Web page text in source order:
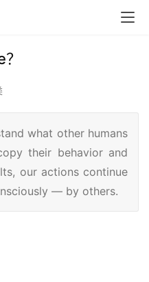
what other humans
their behavior and
our actions continue
— by others.